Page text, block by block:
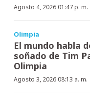
Agosto 4, 2026 01:47 p. m.
Olimpia
El mundo habla
soñado de Tim
Olimpia
Agosto 3, 2026 08:13 a. m.